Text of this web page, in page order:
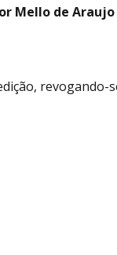
Mello de Araujo
revogando-